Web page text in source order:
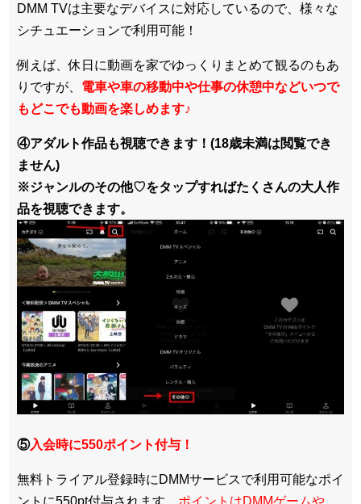
DMM TVは主要なデバイスに対応しているので、 様々な
シチュエーションで利用可能！
例えば、休日に動画を家でゆっくりまとめて観るのもあ
りですが、 電車や車の移動中や仕事の休憩中などいつで
もどこでも動画を楽しめます♪
④アダルト作品も視聴できます！(18歳未満は閲覧でき
ません)
※ジャンルのその他♡をタップすればたくさんの大人作
品を視聴できます。
⑤入会時に550ポイント付与！
無料トライアル登録時にDMMサービスで利用可能なポイ